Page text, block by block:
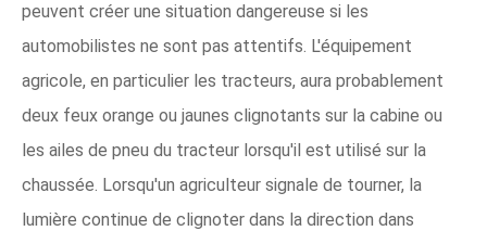
peuvent créer une situation dangereuse si les
automobilistes ne sont pas attentifs. L'équipement
agricole, en particulier les tracteurs, aura probablement
deux feux orange ou jaunes clignotants sur la cabine ou
les ailes de pneu du tracteur lorsqu'il est utilisé sur la
chaussée. Lorsqu'un agriculteur signale de tourner, la
lumière continue de clignoter dans la direction dans